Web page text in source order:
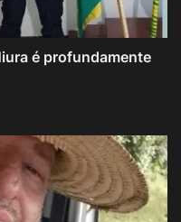
é profundamente